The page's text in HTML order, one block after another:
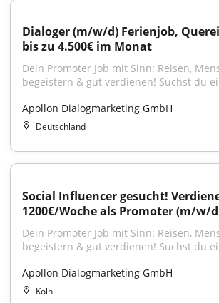
Dialoger (m/w/d) Ferienjob,
bis zu 4.500€ im Monat
Dein Promoter Job mit Sinn: Reisen,
begeistern & gut verdienen! Suchst du
Apollon Dialogmarketing GmbH
Deutschland
Social Influencer gesucht!
1200€/Woche als Promoter (m/w/
Dein Promoter Job mit Sinn: Reisen,
begeistern & gut verdienen! Suchst du
Apollon Dialogmarketing GmbH
Köln